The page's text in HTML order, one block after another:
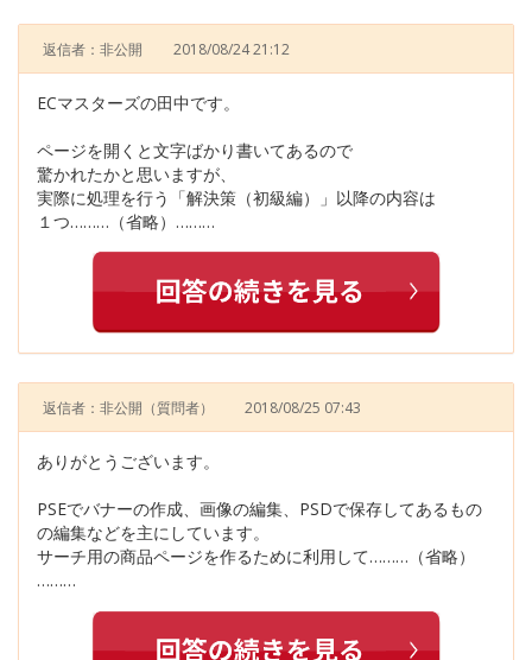
返信者：非公開 2018/08/24 21:12
ECマスターズの田中です。
ページを開くと文字ばかり書いてあるので
驚かれたかと思いますが、
実際に処理を行う「解決策（初級編）」以降の内容は
１つ………（省略）………
返信者：非公開 （質問者） 2018/08/25 07:43
ありがとうございます。
PSEでバナーの作成、画像の編集、PSDで保存してあるもの
の編集などを主にしています。
サーチ用の商品ページを作るために利用して………（省略）
………